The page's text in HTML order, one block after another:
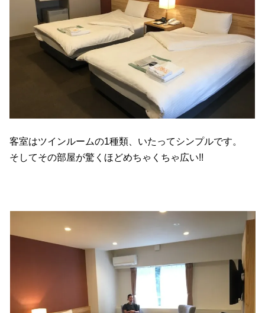
客室はツインルームの1種類、いたってシンプルです。
そしてその部屋が驚くほどめちゃくちゃ広い!!